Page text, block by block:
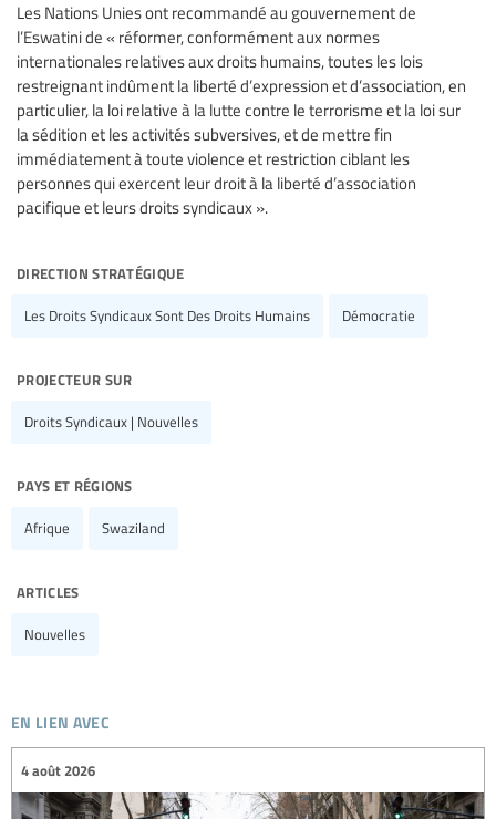
Les Nations Unies ont recommandé au gouvernement de
l’Eswatini de « réformer, conformément aux normes
internationales relatives aux droits humains, toutes les lois
restreignant indûment la liberté d’expression et d’association, en
particulier, la loi relative à la lutte contre le terrorisme et la loi sur
la sédition et les activités subversives, et de mettre fin
immédiatement à toute violence et restriction ciblant les
personnes qui exercent leur droit à la liberté d’association
pacifique et leurs droits syndicaux ».
direction stratégique
Les Droits Syndicaux Sont Des Droits Humains Démocratie
projecteur sur
Droits Syndicaux | Nouvelles
pays et régions
Afrique Swaziland
articles
Nouvelles
en lien avec
4 août 2026